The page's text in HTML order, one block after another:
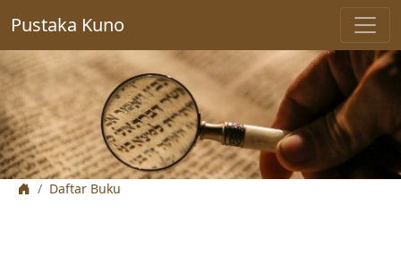
Pustaka Kuno
Daftar Buku